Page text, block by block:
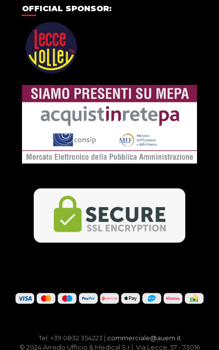
OFFICIAL SPONSOR:
Tel. +39 0832 354223 | commerciale@auem.it
© 2024 Arredo Ufficio & Medical S.r.l. Via Lecce, 57 - 73016